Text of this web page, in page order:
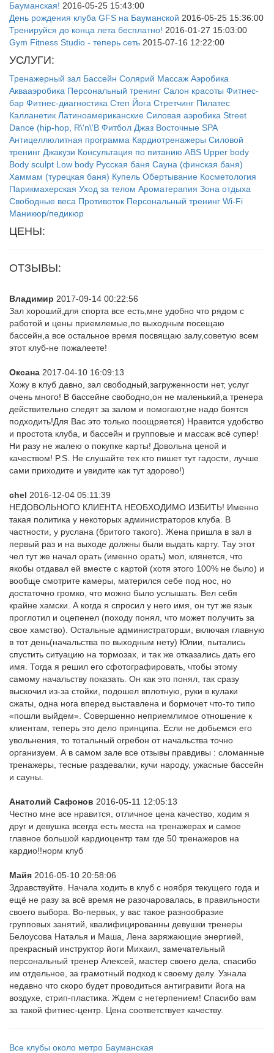
Бауманская! 2016-05-25 15:43:00
День рождения клуба GFS на Бауманской 2016-05-25 15:36:00
Тренируйся до конца лета бесплатно! 2016-01-27 15:03:00
Gym Fitness Studio - теперь сеть 2015-07-16 12:22:00
УСЛУГИ:
Тренажерный зал Бассейн Солярий Массаж Аэробика
Аквааэробика Персональный тренинг Салон красоты Фитнес-
бар Фитнес-диагностика Степ Йога Стретчинг Пилатес
Калланетик Латиноамериканские Силовая аэробика Street
Dance (hip-hop, R\'n\'B Фитбол Джаз Восточные SPA
Антицеллюлитная программа Кардиотренажеры Силовой
тренинг Джакузи Консультация по питанию ABS Upper body
Body sculpt Low body Русская баня Сауна (финская баня)
Хаммам (турецкая баня) Купель Обертывание Косметология
Парикмахерская Уход за телом Ароматерапия Зона отдыха
Свободные веса Противоток Персональный тренинг Wi-Fi
Маникюр/педикюр
ЦЕНЫ:
ОТЗЫВЫ:
Владимир 2017-09-14 00:22:56
Зал хороший,для спорта все есть,мне удобно что рядом с
работой и цены приемлемые,по выходным посещаю
бассейн,а все остальное время посвящаю залу,советую всем
этот клуб-не пожалеете!
Оксана 2017-04-10 16:09:13
Хожу в клуб давно, зал свободный,загруженности нет, услуг
очень много! В бассейне свободно,он не маленький,а тренера
действительно следят за залом и помогают,не надо боятся
подходить!Для Вас это только поощряется) Нравится удобство
и простота клуба, и бассейн и групповые и массаж всё супер!
Ни разу не жалею о покупке карты! Довольна ценой и
качеством! P.S. Не слушайте тех кто пишет тут гадости, лучше
сами приходите и увидите как тут здорово!)
chel 2016-12-04 05:11:39
НЕДОВОЛЬНОГО КЛИЕНТА НЕОБХОДИМО ИЗБИТЬ! Именно
такая политика у некоторых администраторов клуба. В
частности, у руслана (бритого такого). Жена пришла в зал в
первый раз и на выходе должны были выдать карту. Тау этот
чел тут же начал орать (именно орать) мол, клянется, что
якобы отдавал ей вместе с картой (хотя этого 100% не было) и
вообще смотрите камеры, матерился себе под нос, но
достаточно громко, что можно было услышать. Вел себя
крайне хамски. А когда я спросил у него имя, он тут же язык
проглотил и оцепенел (походу понял, что может получить за
свое хамство). Остальные администраторши, включая главную
в тот день(начальства по выходным нету) Юлии, пытались
спустить ситуацию на тормозах, и так же отказались дать его
имя. Тогда я решил его сфотографировать, чтобы этому
самому начальству показать. Он как это понял, так сразу
выскочил из-за стойки, подошел вплотную, руки в кулаки
сжаты, одна нога вперед выставлена и бормочет что-то типо
«пошли выйдем». Совершенно неприемлимое отношение к
клиентам, теперь это дело принципа. Если не добьемся его
увольнения, то тотальный огребон от начальства точно
организуем. А в самом зале все отзывы правдивы : сломанные
тренажеры, тесные раздевалки, кучи народу, ужасные бассейн
и сауны.
Анатолий Сафонов 2016-05-11 12:05:13
Честно мне все нравится, отличное цена качество, ходим я
друг и девушка всегда есть места на тренажерах и самое
главное большой кардиоцентр там где 50 тренажеров на
кардио!!норм клуб
Майя 2016-05-10 20:58:06
Здравствуйте. Начала ходить в клуб с ноября текущего года и
ещё не разу за всё время не разочаровалась, в правильности
своего выбора. Во-первых, у вас такое разнообразие
групповых занятий, квалифицированны девушки тренеры
Белоусова Наталья и Маша, Лена заряжающие энергией,
прекрасный инструктор йоги Михаил, замечательный
персональный тренер Алексей, мастер своего дела, спасибо
им отдельное, за грамотный подход к своему делу. Узнала
недавно что скоро будет проводиться антигравити йога на
воздухе, стрип-пластика. Ждем с нетерпением! Спасибо вам
за такой фитнес-центр. Цена соответствует качеству.
Все клубы около метро Бауманская